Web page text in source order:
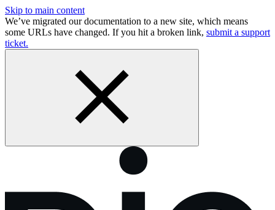
Skip to main content
We’ve migrated our documentation to a new site, which means
some URLs have changed. If you hit a broken link, submit a support
ticket.